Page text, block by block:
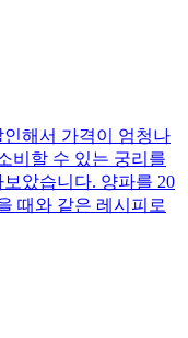
해서 가격이 엄청나
비할 수 있는 궁리를
았습니다. 양파를 20
때와 같은 레시피로